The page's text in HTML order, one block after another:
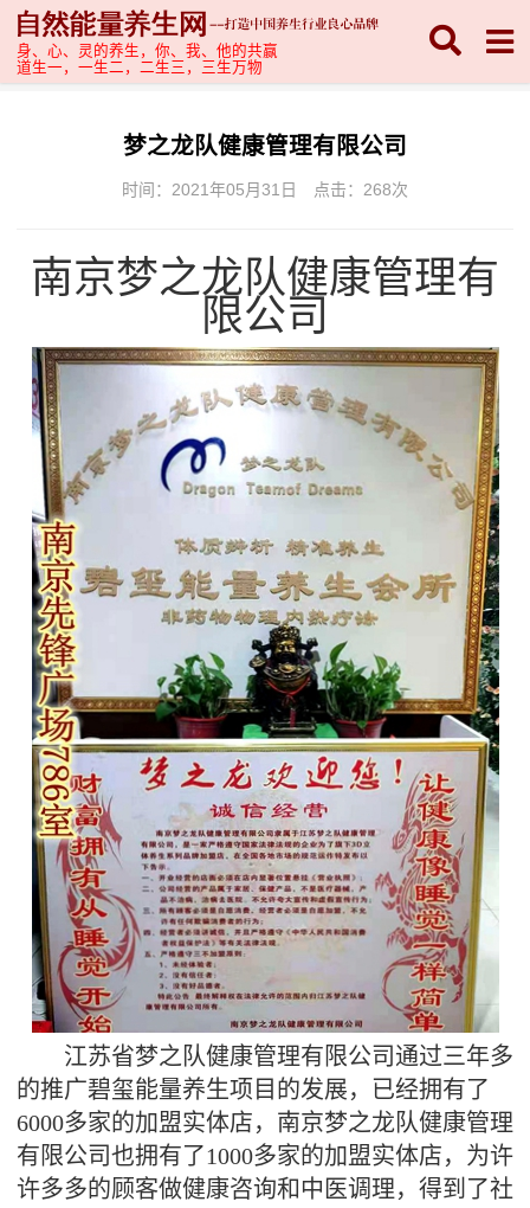
身、心、灵的养生，你、我、他的共赢
道生一，一生二，二生三，三生万物
梦之龙队健康管理有限公司
时间：2021年05月31日 点击： 268次
南京梦之龙队健康管理有
限公司
江苏省梦之队健康管理有限公司通过三年多
的推广碧玺能量养生项目的发展，已经拥有了
6000多家的加盟实体店，南京梦之龙队健康管理
有限公司也拥有了1000多家的加盟实体店，为许
许多多的顾客做健康咨询和中医调理，得到了社